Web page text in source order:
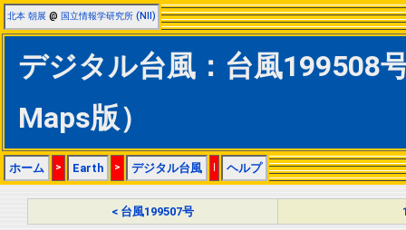
北本 朝展 @ 国立情報学研究所 (NII)
デジタル台風：台風199508
Maps版）
ホーム > Earth > デジタル台風 | ヘルプ
< 台風199507号